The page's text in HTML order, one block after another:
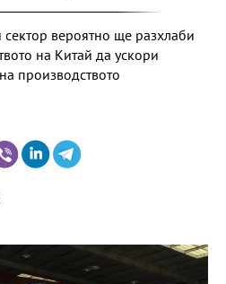
сектор вероятно ще разхлаби
на Китай да ускори
производството